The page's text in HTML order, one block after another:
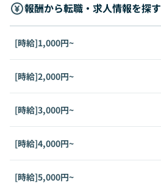
報酬から転職・求人情報を探す
[時給]1,000円~
[時給]2,000円~
[時給]3,000円~
[時給]4,000円~
[時給]5,000円~